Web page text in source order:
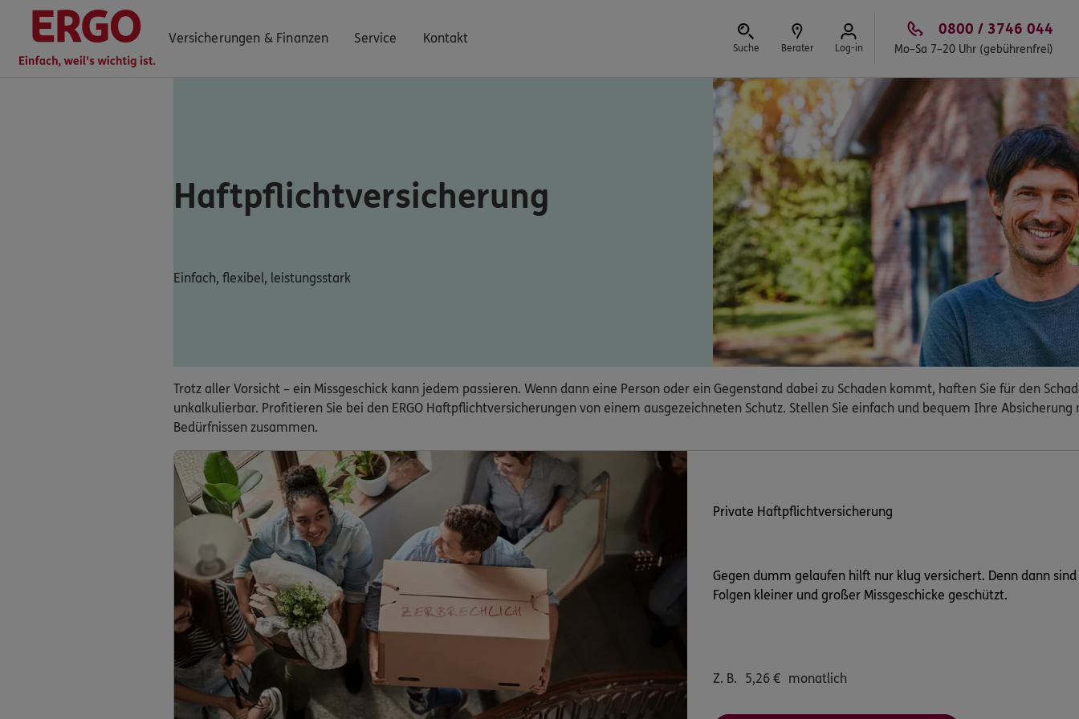
Versicherungen & Finanzen Service Kontakt
Suche Berater Log-in
0800 / 3746 044
Mo–Sa 7–20 Uhr (gebührenfrei)
ERGO Berater findenHaftpflichtversicherung
Einfach, flexibel, leistungsstark
Trotz aller Vorsicht – ein Missgeschick kann jedem passieren. Wenn dann eine Person oder ein Gegenstand dabei zu Schaden kommt, haften Sie für den
unkalkulierbar. Profitieren Sie bei den ERGO Haftpflichtversicherungen von einem ausgezeichneten Schutz. Stellen Sie einfach und bequem Ihre
Bedürfnissen zusammen.
Private Haftpflichtversicherung
Gegen dumm gelaufen hilft nur klug versichert. Denn dann
Folgen kleiner und großer Missgeschicke geschützt.
Z. B. 5,26 € monatlich